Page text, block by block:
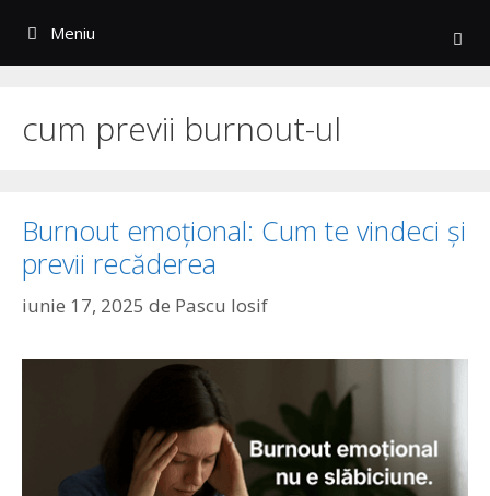
conținut
Meniu
cum previi burnout-ul
Burnout emoțional: Cum te vindeci și
previi recăderea
iunie 17, 2025 de Pascu Iosif